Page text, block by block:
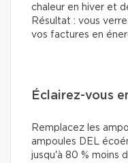
chaleur en hiver et
Résultat : vous
vos factures en
Éclairez-vous
Remplacez les
ampoules DEL
jusqu'à 80 % moins